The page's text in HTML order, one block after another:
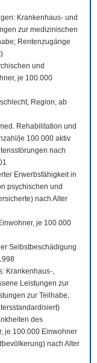
Krankenhaus- und
zur medizinischen
Rentenzugänge
und
je 100.000
Region, ab
Rehabilitation und
je 100.000 aktiv
nach
Erwerbsfähigkeit in
psychischen und
nach Alter
je 100.000
Selbstbeschädigung
Krankenhaus-,
Leistungen zur
zur Teilhabe;
des
je 100.000 Einwohner
nach Alter